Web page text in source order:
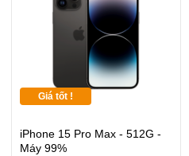
Giá tốt !
iPhone 15 Pro Max - 512G -
Máy 99%